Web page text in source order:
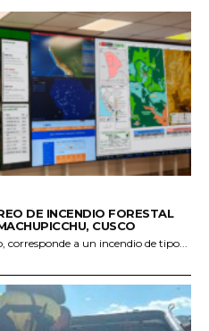
DE INCENDIO FORESTAL
CUSCO
corresponde a un incendio de tipo...